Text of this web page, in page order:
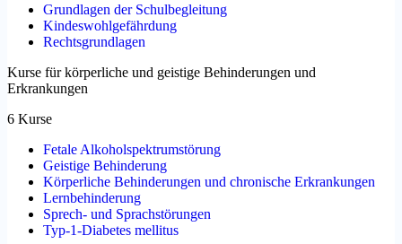
Grundlagen der Schulbegleitung
Kindeswohlgefährdung
Rechtsgrundlagen
Kurse für körperliche und geistige Behinderungen und
Erkrankungen
6 Kurse
Fetale Alkoholspektrumstörung
Geistige Behinderung
Körperliche Behinderungen und chronische Erkrankungen
Lernbehinderung
Sprech- und Sprachstörungen
Typ-1-Diabetes mellitus